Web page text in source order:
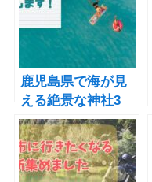
鹿児島県で海が見
える絶景な神社3
選、映えスポット
はここだ！！